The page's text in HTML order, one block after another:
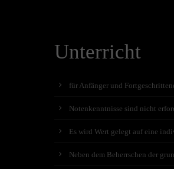
Unterricht
für Anfänger und
Notenkenntnisse sind nicht
Es wird Wert gelegt auf eine
Neben dem Beherrschen der